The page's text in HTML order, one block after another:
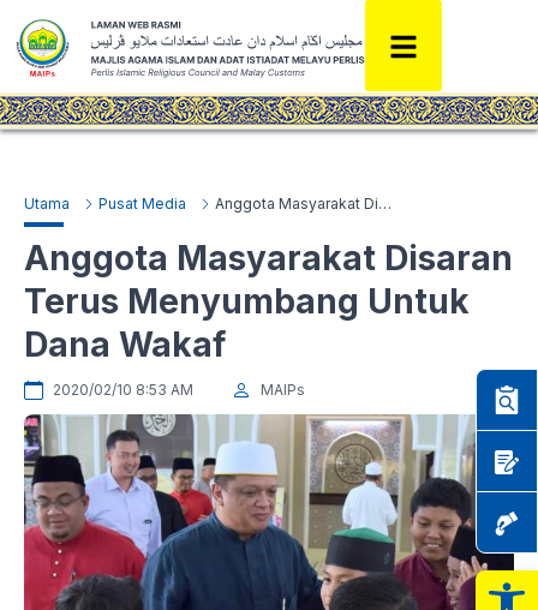
Utama Pusat Media Anggota Masyarakat Disaran Terus Menyumbang Untuk Dana Wakaf
Anggota Masyarakat Disaran
Terus Menyumbang Untuk
Dana Wakaf
2020/02/10 8:53 AM MAIPs